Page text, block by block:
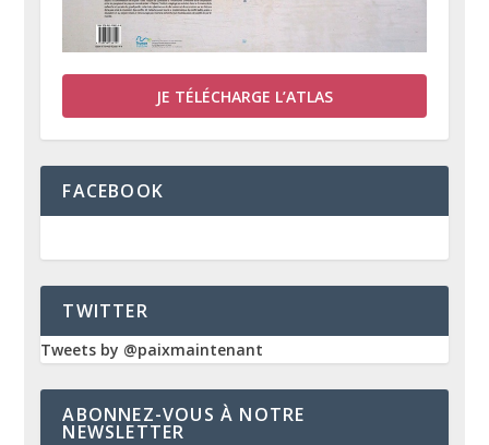
JE TÉLÉCHARGE L’ATLAS
FACEBOOK
TWITTER
Tweets by @paixmaintenant
ABONNEZ-VOUS À NOTRE
NEWSLETTER